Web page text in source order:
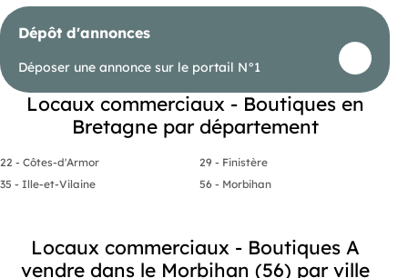
Dépôt d'annonces
Déposer une annonce sur le portail N°1
Locaux commerciaux - Boutiques en
Bretagne par département
22 - Côtes-d'Armor
29 - Finistère
35 - Ille-et-Vilaine
56 - Morbihan
Locaux commerciaux - Boutiques A
vendre dans le Morbihan (56) par ville